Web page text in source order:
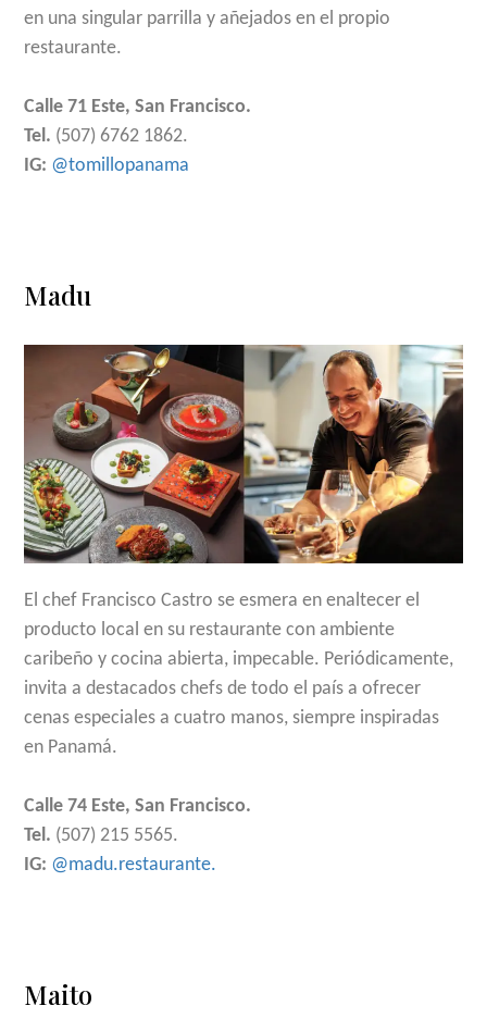
en una singular parrilla y añejados en el propio
restaurante.
Calle 71 Este, San Francisco.
Tel. (507) 6762 1862.
IG: @tomillopanama
Madu
El chef Francisco Castro se esmera en enaltecer el
producto local en su restaurante con ambiente
caribeño y cocina abierta, impecable. Periódicamente,
invita a destacados chefs de todo el país a ofrecer
cenas especiales a cuatro manos, siempre inspiradas
en Panamá.
Calle 74 Este, San Francisco.
Tel. (507) 215 5565.
IG: @madu.restaurante.
Maito